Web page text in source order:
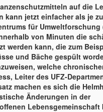
auf die
kann jetzt einfacher als je
für Umweltforschung
von Minuten die
werden kann, die zum
und Bäche gespült
welche
Leiter des UFZ-
machen es sich die
Änderungen in der
Lebensgemeinschaft